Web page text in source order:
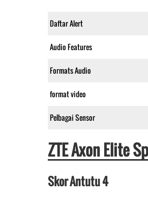
Daftar Alert
Audio Features
Formats Audio
format video
Pelbagai Sensor
ZTE Axon Elite
Skor Antutu 4